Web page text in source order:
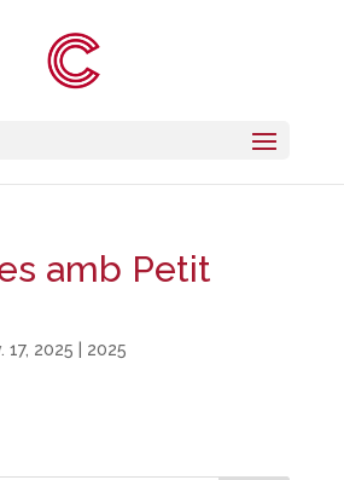
amb Petit
17, 2025 2025